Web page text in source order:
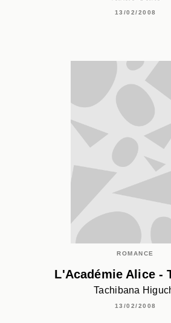
13/02/2008
ROMANCE
L'Académie Alice -
Tachibana
13/02/2008